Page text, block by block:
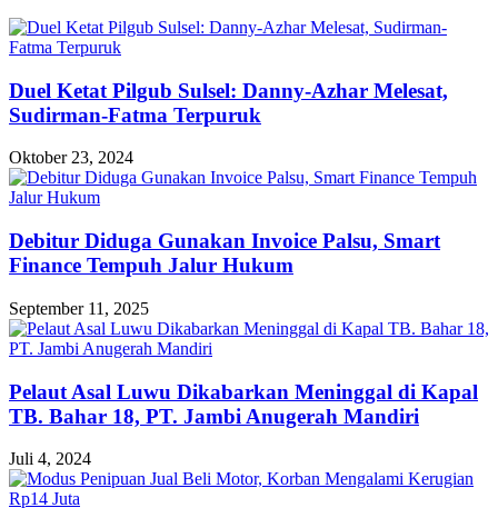
Duel Ketat Pilgub Sulsel: Danny-Azhar Melesat,
Sudirman-Fatma Terpuruk
Oktober 23, 2024
Debitur Diduga Gunakan Invoice Palsu, Smart
Finance Tempuh Jalur Hukum
September 11, 2025
Pelaut Asal Luwu Dikabarkan Meninggal di Kapal
TB. Bahar 18, PT. Jambi Anugerah Mandiri
Juli 4, 2024